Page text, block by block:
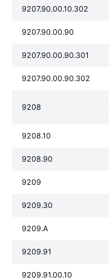
9207.90.00.10.302
9207.90.00.90
9207.90.00.90.301
9207.90.00.90.302
9208
9208.10
9208.90
9209
9209.30
9209.A
9209.91
9209.91.00.10